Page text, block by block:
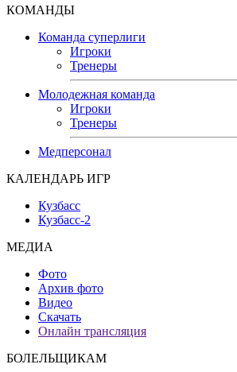
КОМАНДЫ
Команда суперлиги
Игроки
Тренеры
Молодежная команда
Игроки
Тренеры
Медперсонал
КАЛЕНДАРЬ ИГР
Кузбасс
Кузбасс-2
МЕДИА
Фото
Архив фото
Видео
Скачать
Онлайн трансляция
БОЛЕЛЬЩИКАМ